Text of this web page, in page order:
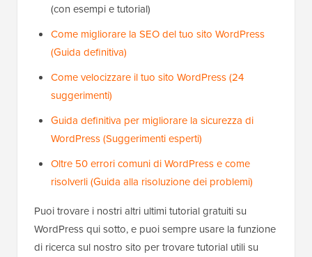
(con esempi e tutorial)
Come migliorare la SEO del tuo sito WordPress
(Guida definitiva)
Come velocizzare il tuo sito WordPress (24
suggerimenti)
Guida definitiva per migliorare la sicurezza di
WordPress (Suggerimenti esperti)
Oltre 50 errori comuni di WordPress e come
risolverli (Guida alla risoluzione dei problemi)
Puoi trovare i nostri altri ultimi tutorial gratuiti su
WordPress qui sotto, e puoi sempre usare la funzione
di ricerca sul nostro sito per trovare tutorial utili su